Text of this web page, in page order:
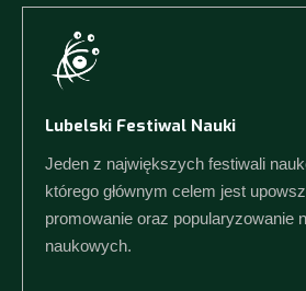
Lubelski Festiwal Nauki
Jeden z największych festiwali
którego głównym celem jest
promowanie oraz popularyzowanie
naukowych.